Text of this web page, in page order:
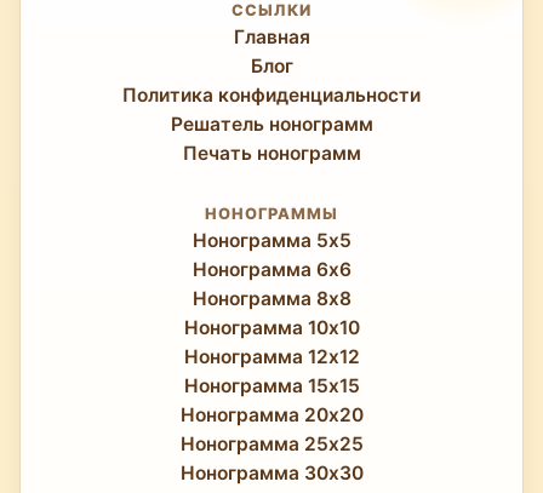
разрешении становятся возможны
сложные сцены, многосоставные
композиции и тонкая имитация
градиентов, поэтому каждая завершённая
головоломка 25×25 выглядит как
действительно впечатляющий
визуальный объект.
ССЫЛКИ
Главная
Блог
Политика конфиденциальности
Решатель нонограмм
Печать нонограмм
НОНОГРАММЫ
Нонограмма 5x5
Нонограмма 6x6
Нонограмма 8x8
Нонограмма 10x10
Нонограмма 12x12
Нонограмма 15x15
Нонограмма 20x20
Нонограмма 25x25
Нонограмма 30x30